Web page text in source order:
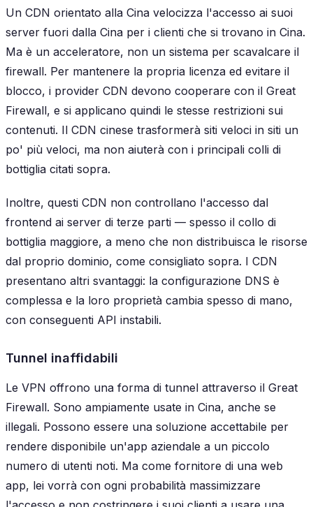
Un CDN orientato alla Cina velocizza l'accesso ai suoi
server fuori dalla Cina per i clienti che si trovano in Cina.
Ma è un acceleratore, non un sistema per scavalcare il
firewall. Per mantenere la propria licenza ed evitare il
blocco, i provider CDN devono cooperare con il Great
Firewall, e si applicano quindi le stesse restrizioni sui
contenuti. Il CDN cinese trasformerà siti veloci in siti un
po' più veloci, ma non aiuterà con i principali colli di
bottiglia citati sopra.
Inoltre, questi CDN non controllano l'accesso dal
frontend ai server di terze parti — spesso il collo di
bottiglia maggiore, a meno che non distribuisca le risorse
dal proprio dominio, come consigliato sopra. I CDN
presentano altri svantaggi: la configurazione DNS è
complessa e la loro proprietà cambia spesso di mano,
con conseguenti API instabili.
Tunnel inaffidabili
Le VPN offrono una forma di tunnel attraverso il Great
Firewall. Sono ampiamente usate in Cina, anche se
illegali. Possono essere una soluzione accettabile per
rendere disponibile un'app aziendale a un piccolo
numero di utenti noti. Ma come fornitore di una web
app, lei vorrà con ogni probabilità massimizzare